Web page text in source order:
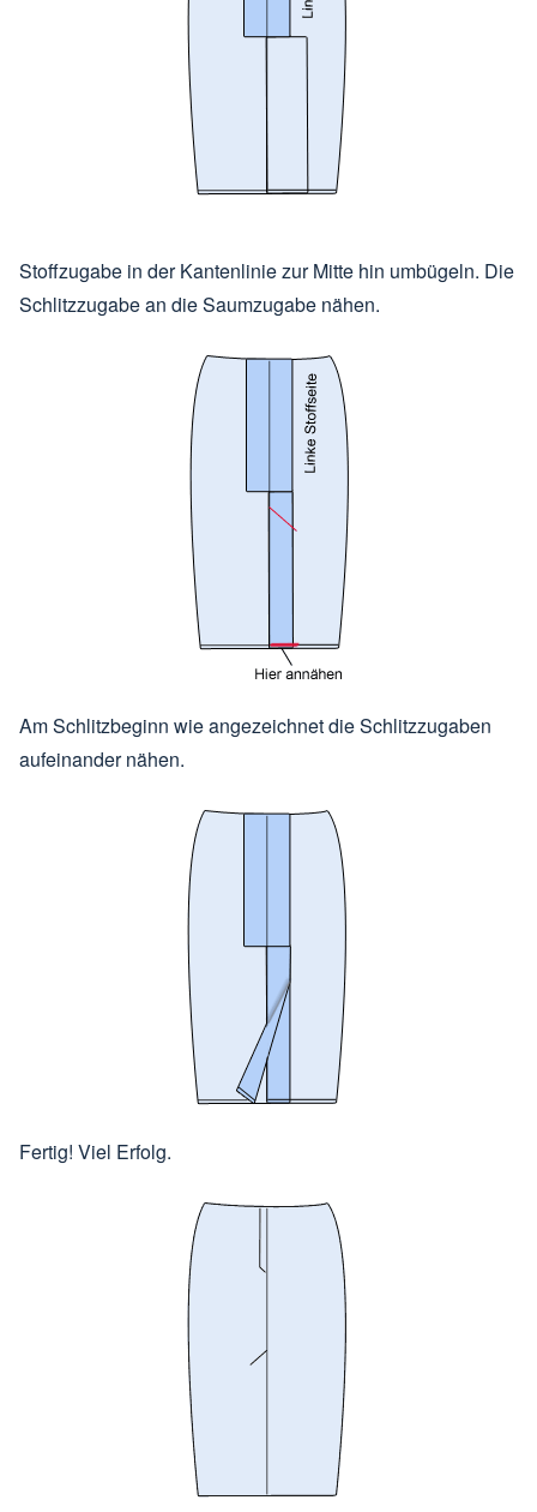
Stoffzugabe in der Kantenlinie zur Mitte hin umbügeln. Die
Schlitzzugabe an die Saumzugabe nähen.
Am Schlitzbeginn wie angezeichnet die Schlitzzugaben
aufeinander nähen.
Fertig! Viel Erfolg.